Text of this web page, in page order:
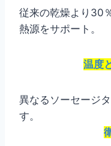
従来の乾燥より30
熱源をサポート。
温度
異なるソーセージ
す。